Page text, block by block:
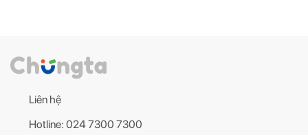
Liên hệ
Hotline: 024 7300 7300